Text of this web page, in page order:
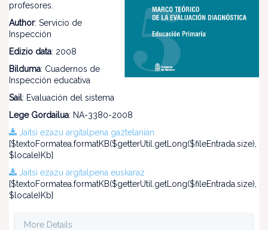
profesores.
Author: Servicio de
Inspección
Edizio data: 2008
Bilduma: Cuadernos de
Inspección educativa
Sail: Evaluación del sistema
Lege Gordailua: NA-3380-2008
Jaitsi ezazu argitalpena gaztelanian
[$textoFormatea.formatKB($getterUtil.getLong($fileEntrada.size),
$locale)Kb]
Jaitsi ezazu argitalpena euskaraz
[$textoFormatea.formatKB($getterUtil.getLong($fileEntrada.size),
$locale)Kb]
More Details